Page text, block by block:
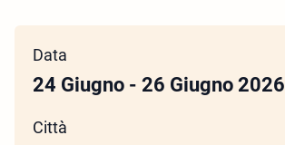
Data
24 Giugno - 26 Giugno 2026
Città